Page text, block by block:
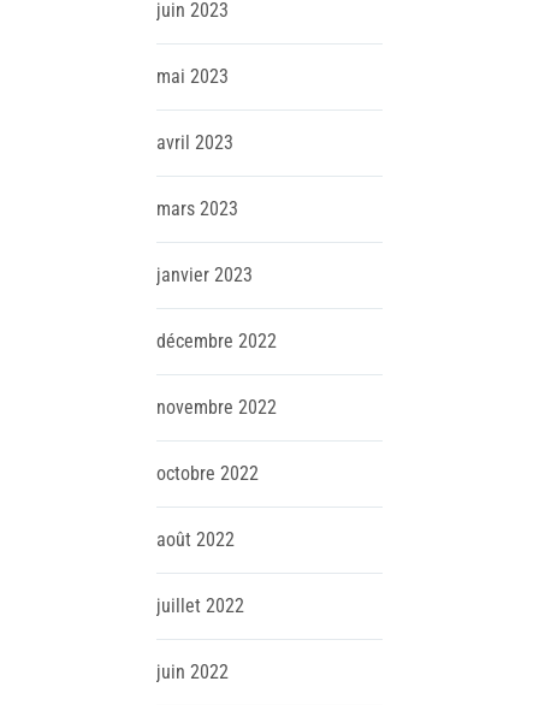
juin 2023
mai 2023
avril 2023
mars 2023
janvier 2023
décembre 2022
novembre 2022
octobre 2022
août 2022
juillet 2022
juin 2022